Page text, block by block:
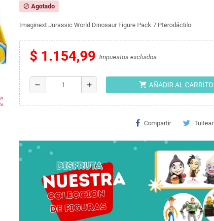
block Agotado
Imaginext Jurassic World Dinosaur Figure Pack 7 Pterodáctilo
$ 1.154,99 Impuestos excluidos
remove add shopping_cart AÑADIR AL CARRITO
Compartir Tuitear